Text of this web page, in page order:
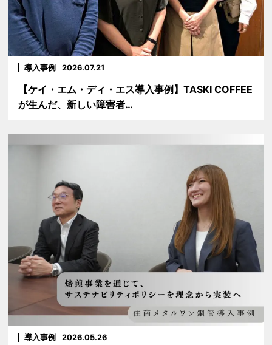
導入事例 2026.07.21
【ケイ・エム・ディ・エス導入事例】TASKI COFFEE
が生んだ、新しい障害者…
導入事例 2026.05.26